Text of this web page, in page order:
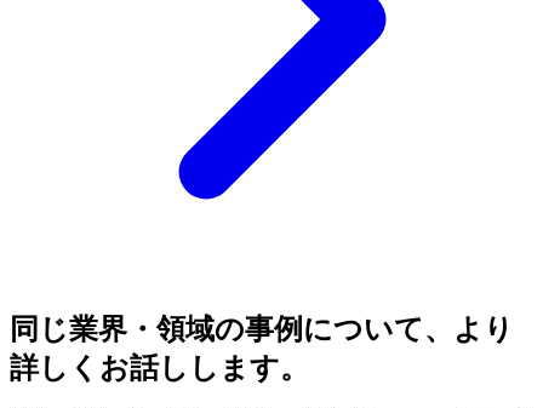
同じ業界・領域の​事例に​ついて、​より​
詳しく​お話しします。